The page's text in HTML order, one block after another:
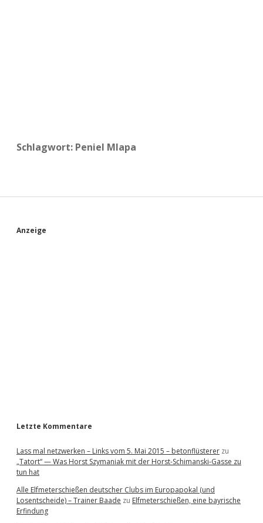
Schlagwort: Peniel Mlapa
S
Anzeige
Letzte Kommentare
Lass mal netzwerken – Links vom 5. Mai 2015 – betonflüsterer zu
„Tatort“ — Was Horst Szymaniak mit der Horst-Schimanski-Gasse zu
tun hat
Alle Elfmeterschießen deutscher Clubs im Europapokal (und
Losentscheide) – Trainer Baade zu Elfmeterschießen, eine bayrische
Erfindung